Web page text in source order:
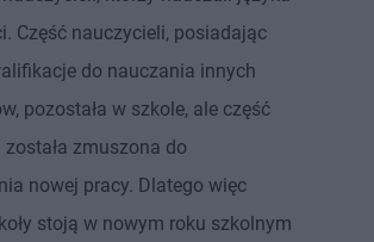
Część nauczycieli, posiadając
do nauczania innych
pozostała w szkole, ale część
zmuszona do
nowej pracy. Dlatego więc
stoją w nowym roku szkolnym